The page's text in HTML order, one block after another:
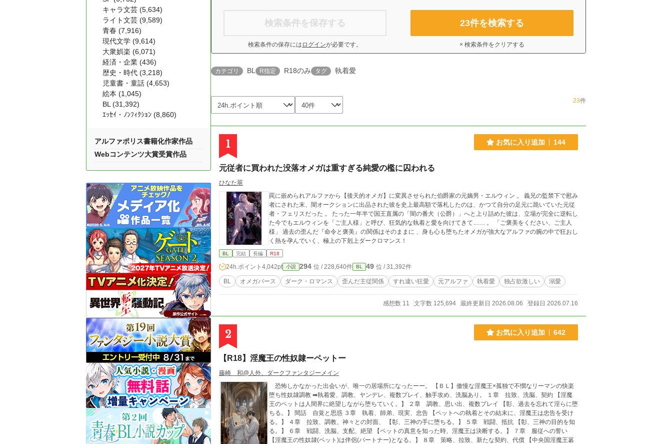
検索条件を保存する
検索条件の保存には ログインが必要です。
23件を検索する
× 検索条件をクリアする
カテゴリ BL R指定 R18のみ タグ 執着愛
23件
1 お気に入り追加 144
元従者に買われた没落オメガは重すぎる純愛の檻に囚われる
ひなた翠
罠に嵌められアルファから【後天的オメガ】に変異させられた伯爵家の元嫡男・エルウィン 。 義兄の監禁下で慰み
者にされた末、闇オークションに出品された彼を史上最高額で落札したのは、かつて自分の足元に跪いていた元従
者・フェリスだった 。 たった一年半で国王直属の「闇の番犬（公爵）」へと上り詰めた彼は、立場が完全に逆転し
た今でもエルウィンを「ご主人様」と呼び、狂気的な執着と愛を向けてきて…… 。 「ご褒美をください、ご主人
様」 過去の歪んだ『命令と褒美』の関係はそのままに 、身も心も堕ちたオメガが強大なアルファの腕の中で狂おし
く熱を孕んでいく、極上の下剋上ダークロマンス！
BL 完結 長編 R18
24h.ポイント 4,042pt 小説 294 位 / 228,640件 BL 49 位 / 31,392件
BL オメガバース ダーク・ロマンス 歪んだ主従関係 すれ違い狂愛 元アルファ 執着愛 独占欲激しい 溺愛
感想数 11 文字数 125,694 最終更新日 2026.08.06 登録日 2026.07.16
2 お気に入り追加 642
【R18】淫魔王の性奴隷ーペットー
藤崎 和@人外、ダークファンタジーメイン
恐怖しかなかった出会いが、唯一の居場所になったーー。 【ＢＬ】傲慢な淫魔王×孤独で不憫なリーマンの快楽
堕ち性奴隷調教 ➡︎執着愛、調教、ヤンデレ、複数プレイ、触手攻め、洗脳あり。 １章 拉致、洗脳、契約 【淫魔
王のペットは人間界に絶望しながら堕ちていく。】 ２章 調教、思い出、複数プレイ 【彰、過去を忘れて淫らに堕
ちる。】 間話 自覚と思惑 ３章 執着、師弟、現実、忠告 【ペットへの執着とその結末に、淫魔王は忠告を受け
る。】 ４章 拉致、調教、神々との対面、 【彰、三神の手に堕ちる。】 ５章 戦闘、抵抗 【彰、三神の目的を知
る。】 ６章 戦闘、洗脳、支配、絶望 【ペットの真意を知った時、淫魔王は決断する。】 ７章 服従への誓い
【淫魔王の性奴隷(ペット)は伴侶(パートナー)となる。】 ８章 策略、拉致、新たな契約、代償 【中央国淫魔王簒
キャラ文芸 (5,634)
ライト文芸 (9,589)
青春 (7,916)
現代文学 (9,614)
大衆娯楽 (6,071)
経済・企業 (436)
歴史・時代 (3,218)
児童書・童話 (4,653)
絵本 (1,045)
BL (31,392)
ｴｯｾｲ・ﾉﾝﾌｨｸｼｮﾝ (8,860)
アルファポリス書籍化作家作品
Webコンテンツ大賞受賞作品